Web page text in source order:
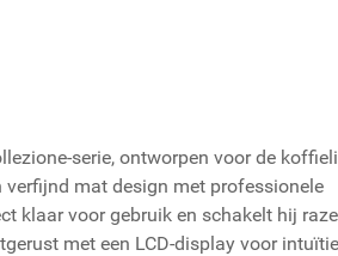
serie, ontworpen voor de
mat design met professionele
klaar voor gebruik en schakelt hij
met een LCD-display voor